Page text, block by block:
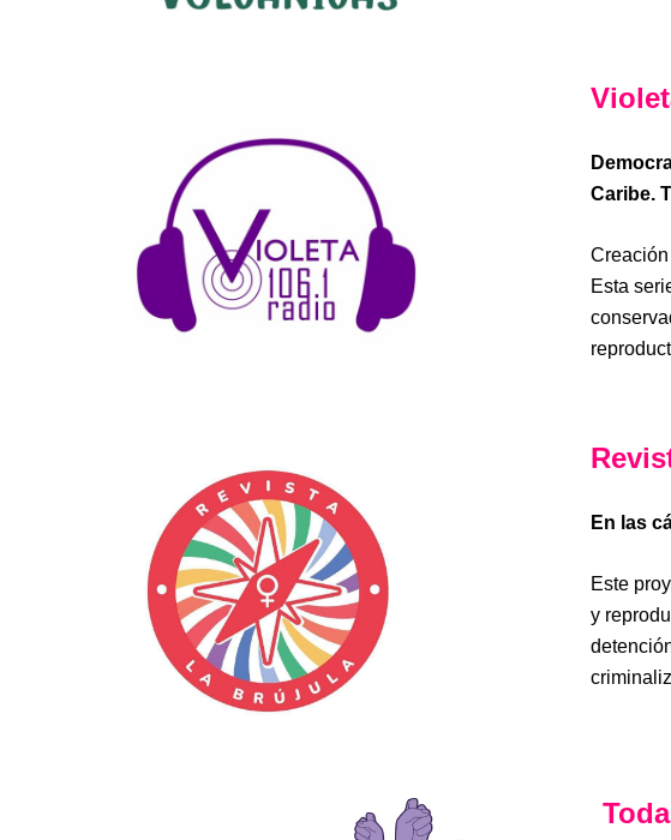
Caribe.
Esta
En las
Este
y